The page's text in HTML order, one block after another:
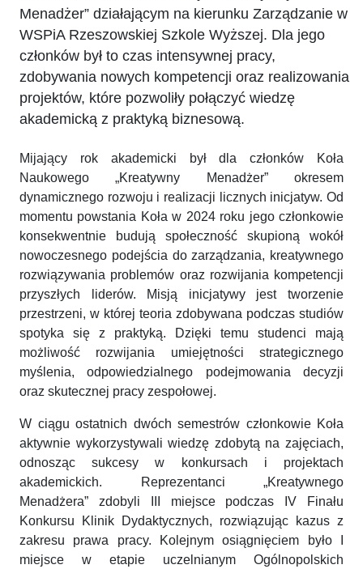
Menadżer” działającym na kierunku Zarządzanie w
WSPiA Rzeszowskiej Szkole Wyższej. Dla jego
członków był to czas intensywnej pracy,
zdobywania nowych kompetencji oraz realizowania
projektów, które pozwoliły połączyć wiedzę
akademicką z praktyką biznesową.
Mijający rok akademicki był dla członków Koła
Naukowego „Kreatywny Menadżer” okresem
dynamicznego rozwoju i realizacji licznych inicjatyw. Od
momentu powstania Koła w 2024 roku jego członkowie
konsekwentnie budują społeczność skupioną wokół
nowoczesnego podejścia do zarządzania, kreatywnego
rozwiązywania problemów oraz rozwijania kompetencji
przyszłych liderów. Misją inicjatywy jest tworzenie
przestrzeni, w której teoria zdobywana podczas studiów
spotyka się z praktyką. Dzięki temu studenci mają
możliwość rozwijania umiejętności strategicznego
myślenia, odpowiedzialnego podejmowania decyzji
oraz skutecznej pracy zespołowej.
W ciągu ostatnich dwóch semestrów członkowie Koła
aktywnie wykorzystywali wiedzę zdobytą na zajęciach,
odnosząc sukcesy w konkursach i projektach
akademickich. Reprezentanci „Kreatywnego
Menadżera” zdobyli III miejsce podczas IV Finału
Konkursu Klinik Dydaktycznych, rozwiązując kazus z
zakresu prawa pracy. Kolejnym osiągnięciem było I
miejsce w etapie uczelnianym Ogólnopolskich